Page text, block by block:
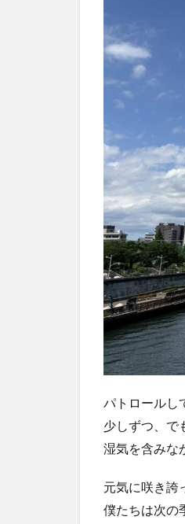
パトロールし
少しずつ、で
湿気を含みな
元気に咲き誇
僕たちは次の